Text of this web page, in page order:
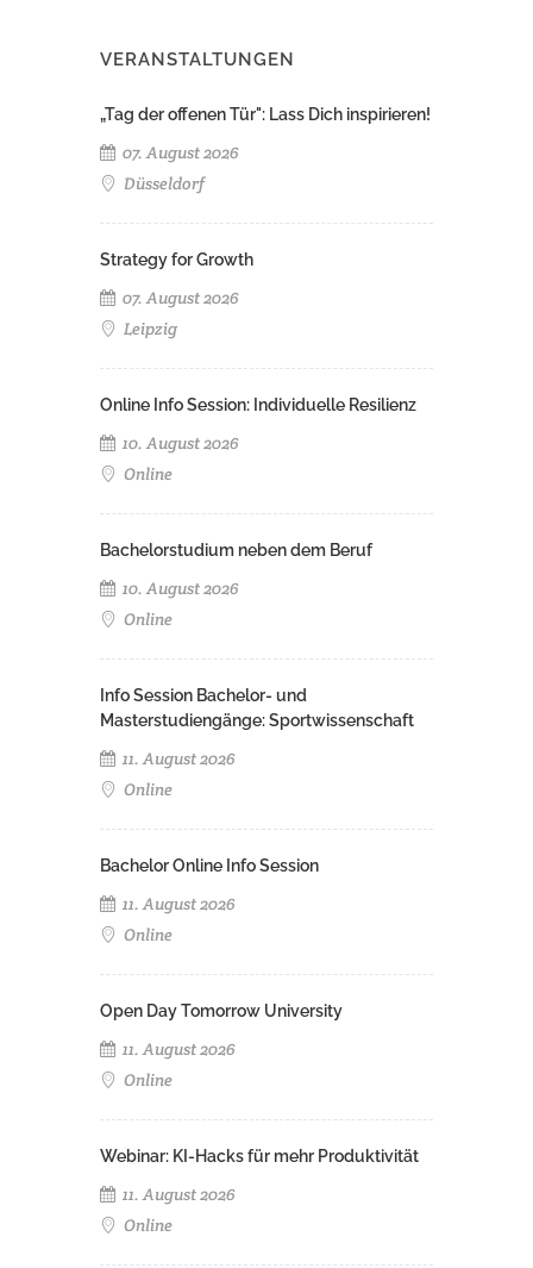
VERANSTALTUNGEN
„Tag der offenen Tür": Lass Dich inspirieren!
07. August 2026
Düsseldorf
Strategy for Growth
07. August 2026
Leipzig
Online Info Session: Individuelle Resilienz
10. August 2026
Online
Bachelorstudium neben dem Beruf
10. August 2026
Online
Info Session Bachelor- und
Masterstudiengänge: Sportwissenschaft
11. August 2026
Online
Bachelor Online Info Session
11. August 2026
Online
Open Day Tomorrow University
11. August 2026
Online
Webinar: KI-Hacks für mehr Produktivität
11. August 2026
Online